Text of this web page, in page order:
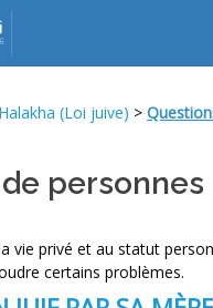
Halakha (Loi juive) >
personnes
vie privé et au statut
certains problèmes.